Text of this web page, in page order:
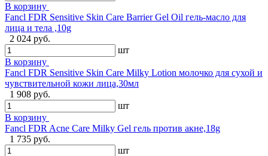
В корзину
Fancl FDR Sensitive Skin Care Barrier Gel Oil гель-масло для
лица и тела ,10g
2 024 руб.
шт
В корзину
Fancl FDR Sensitive Skin Care Milky Lotion молочко для сухой и
чувствительной кожи лица,30мл
1 908 руб.
шт
В корзину
Fancl FDR Acne Care Milky Gel гель против акне,18g
1 735 руб.
шт